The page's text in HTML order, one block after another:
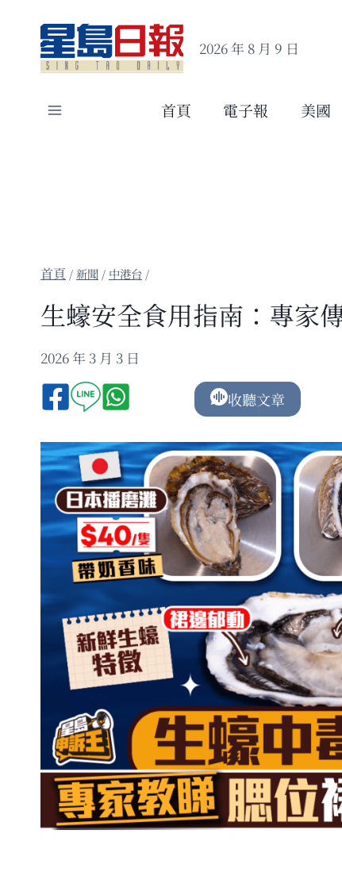
content
2026 年 8 月 9 日
首頁 電子報 美國
/新聞 / 中港台 /
生蠔安全食用指南：專家
2026 年 3 月 3 日
收聽文章